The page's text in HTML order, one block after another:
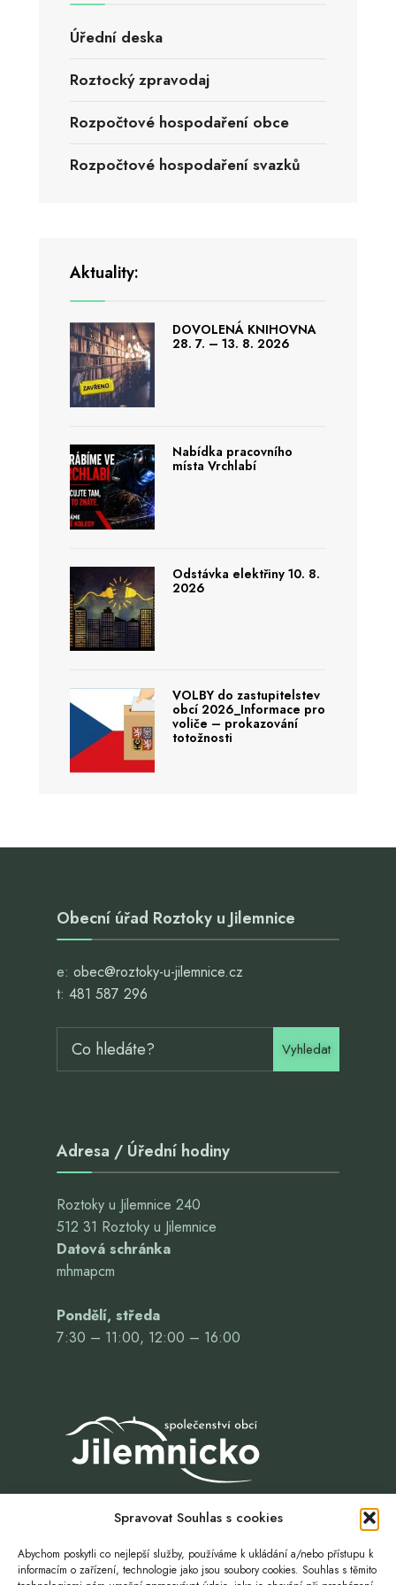
Spravovat Souhlas s cookies
Abychom poskytli co nejlepší služby, používáme k ukládání a/nebo přístupu k
informacím o zařízení, technologie jako jsou soubory cookies. Souhlas s těmito
Úřední deska
Roztocký zpravodaj
Rozpočtové hospodaření obce
Rozpočtové hospodaření svazků
Aktuality:
DOVOLENÁ KNIHOVNA
28. 7. – 13. 8. 2026
Nabídka pracovního
místa Vrchlabí
Odstávka elektřiny 10. 8.
2026
VOLBY do zastupitelstev
obcí 2026_Informace pro
voliče – prokazování
totožnosti
Obecní úřad Roztoky u Jilemnice
e: obec@roztoky-u-jilemnice.cz
t: 481 587 296
Vyhledat
Adresa / Úřední hodiny
Roztoky u Jilemnice 240
512 31 Roztoky u Jilemnice
Datová schránka
mhmapcm
Pondělí, středa
7:30 – 11:00, 12:00 – 16:00